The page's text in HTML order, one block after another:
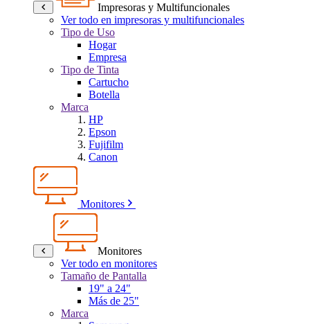
Impresoras y Multifuncionales
Ver todo en impresoras y multifuncionales
Tipo de Uso
Hogar
Empresa
Tipo de Tinta
Cartucho
Botella
Marca
HP
Epson
Fujifilm
Canon
Monitores
Monitores
Ver todo en monitores
Tamaño de Pantalla
19" a 24"
Más de 25"
Marca